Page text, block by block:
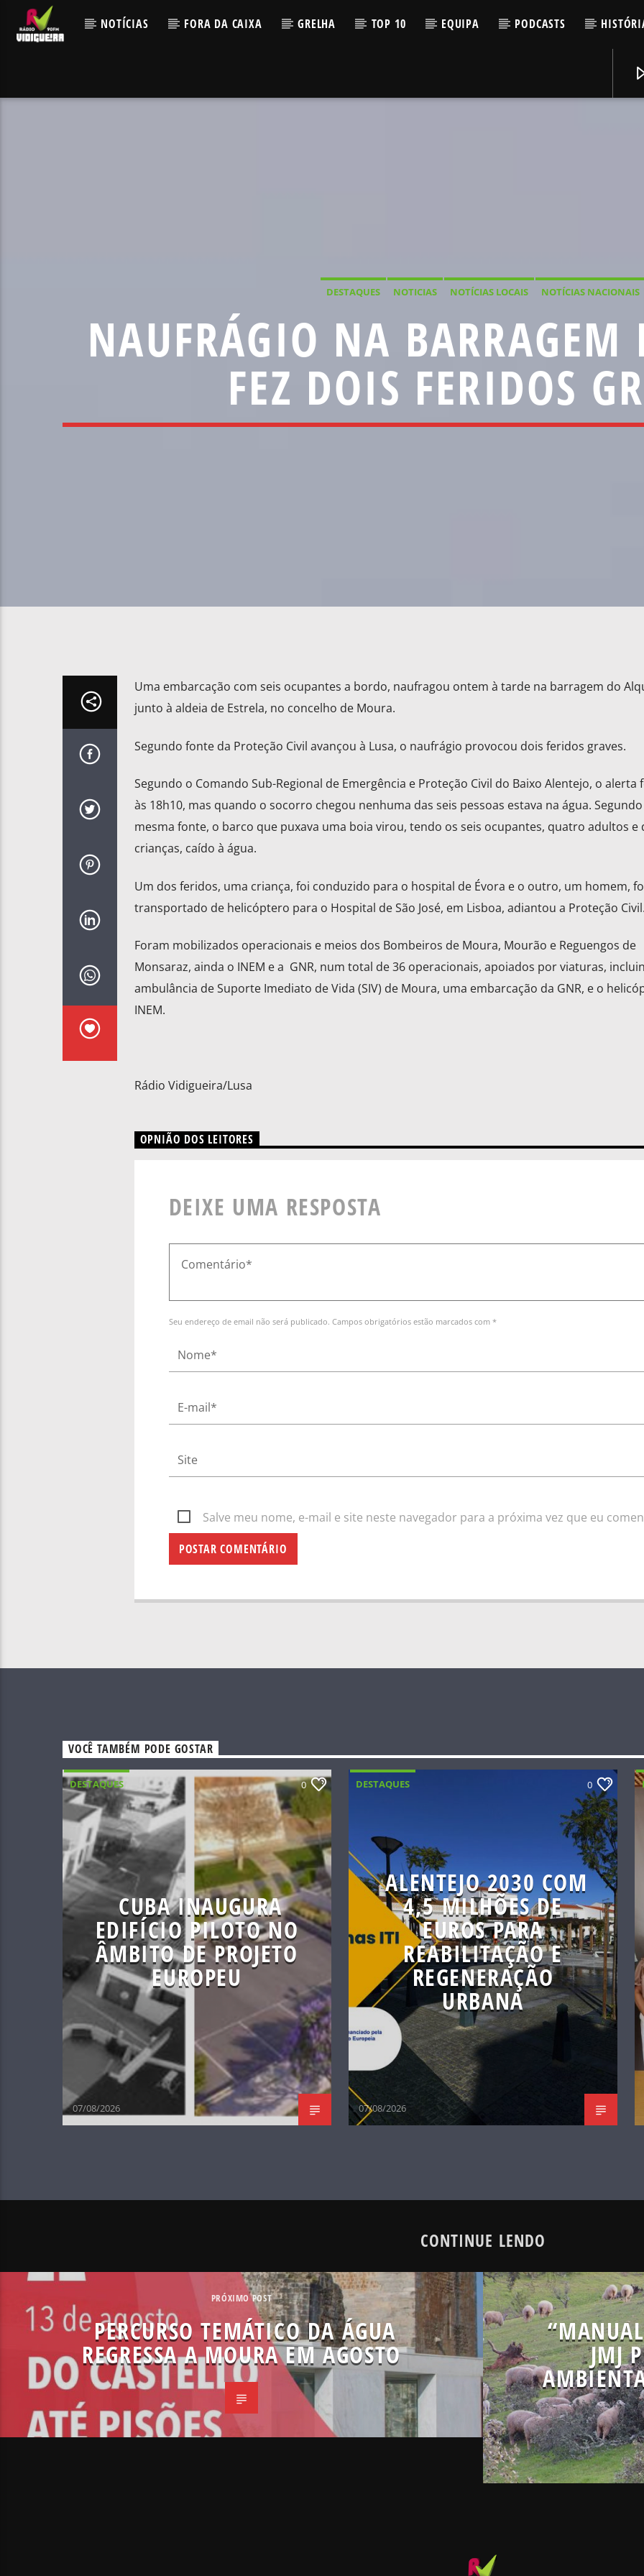
NOTÍCIAS FORA DA CAIXA GRELHA TOP 10 EQUIPA PODCASTS
DESTAQUES NOTICIAS NOTÍCIAS LOCAIS NOTÍCIAS NACIONAIS
NAUFRÁGIO NA BARRAGEM
FEZ DOIS FERIDOS
Uma embarcação com seis ocupantes a bordo, naufragou ontem à tarde na barragem do
junto à aldeia de Estrela, no concelho de Moura.
Segundo fonte da Proteção Civil avançou à Lusa, o naufrágio provocou dois feridos graves.
Segundo o Comando Sub-Regional de Emergência e Proteção Civil do Baixo Alentejo, o alerta
às 18h10, mas quando o socorro chegou nenhuma das seis pessoas estava na água.
mesma fonte, o barco que puxava uma boia virou, tendo os seis ocupantes, quatro adultos e
crianças, caído à água.
Um dos feridos, uma criança, foi conduzido para o hospital de Évora e o outro, um homem,
transportado de helicóptero para o Hospital de São José, em Lisboa, adiantou a Proteção
Foram mobilizados operacionais e meios dos Bombeiros de Moura, Mourão e Reguengos de
Monsaraz, ainda o INEM e a GNR, num total de 36 operacionais, apoiados por viaturas,
ambulância de Suporte Imediato de Vida (SIV) de Moura, uma embarcação da GNR, e o
INEM.
Rádio Vidigueira/Lusa
OPNIÃO DOS LEITORES
DEIXE UMA RESPOSTA
Seu endereço de email não será publicado. Campos obrigatórios estão marcados com *
Salve meu nome, e-mail e site neste navegador para a próxima vez que eu
VOCÊ TAMBÉM PODE GOSTAR
DESTAQUES 0
CUBA INAUGURA
EDIFÍCIO PILOTO NO
ÂMBITO DE PROJETO
EUROPEU
07/08/2026
DESTAQUES 0
ALENTEJO 2030 COM
4,5 MILHÕES DE
EUROS PARA
REABILITAÇÃO E
REGENERAÇÃO
URBANA
07/08/2026
CONTINUE LENDO
PRÓXIMO POST
PERCURSO TEMÁTICO DA ÁGUA
REGRESSA A MOURA EM AGOSTO JMJ